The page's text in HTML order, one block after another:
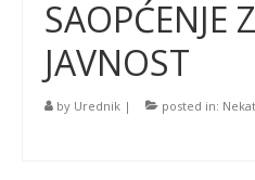
SAOPĆENJE
JAVNOST
by Urednik | posted in: